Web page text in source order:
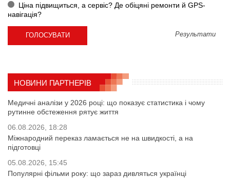
Ціна підвищиться, а сервіс? Де обіцяні ремонти й GPS-
навігація?
Результати
НОВИНИ ПАРТНЕРІВ
Медичні аналізи у 2026 році: що показує статистика і чому
рутинне обстеження рятує життя
06.08.2026, 18:28
Міжнародний переказ ламається не на швидкості, а на
підготовці
05.08.2026, 15:45
Популярні фільми року: що зараз дивляться українці